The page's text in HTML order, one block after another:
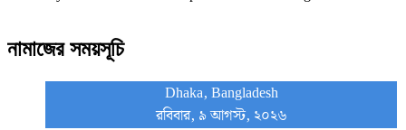
নামাজের সময়সূচি
Dhaka, Bangladesh
রবিবার, ৯ আগস্ট, ২০২৬